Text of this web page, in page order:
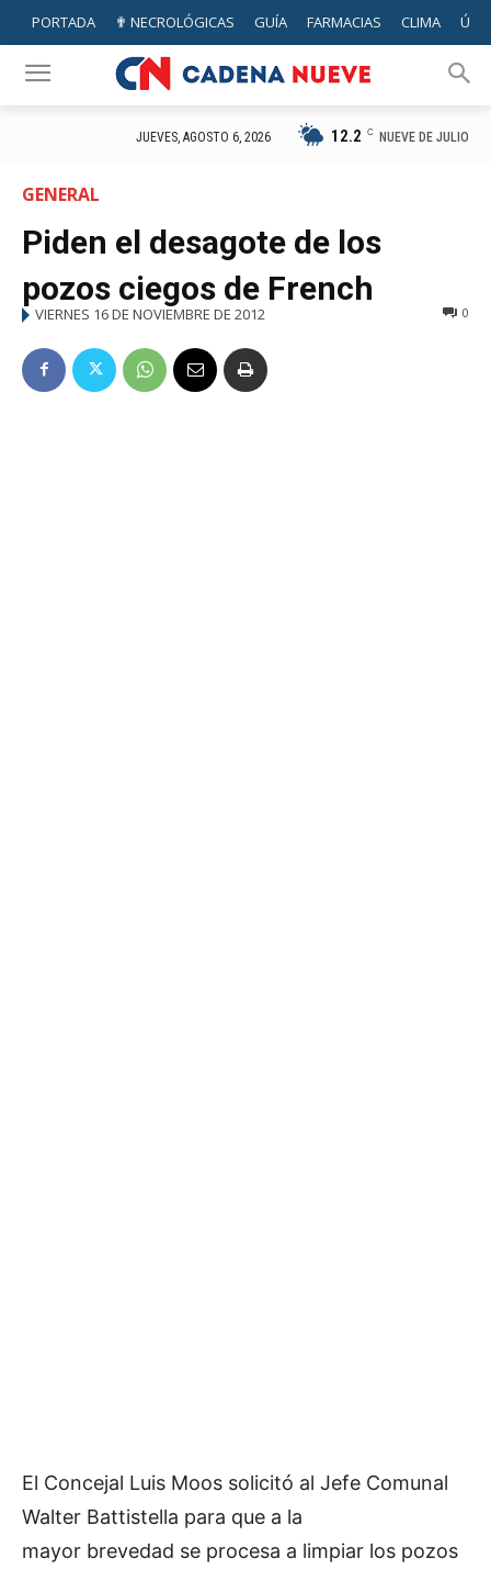
PORTADA ✟ NECROLÓGICAS GUÍA FARMACIAS CLIMA
JUEVES, AGOSTO 6, 2026 12.2 C NUEVE DE JULIO
GENERAL
Piden el desagote de los
pozos ciegos de French
VIERNES 16 DE NOVIEMBRE DE 2012 0
El Concejal Luis Moos solicitó al Jefe Comunal
Walter Battistella para que a la
mayor brevedad se procesa a limpiar los pozos